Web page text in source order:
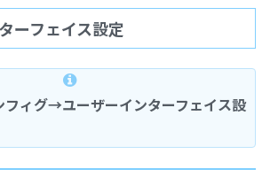
ーフェイス設定
フィグ→ユーザーインターフェイス設